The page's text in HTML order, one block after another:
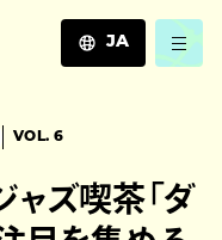
JA
VOL. 6
ズ喫茶「ダ